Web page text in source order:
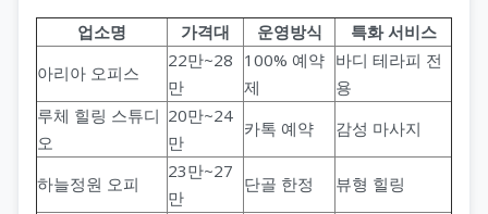
업소명 가격대 운영방식
특화 서비스
아리아 오피스
22만~28
만
100% 예약
제
바디 테라피 전
용
루체 힐링 스튜디
오
20만~24
만
카톡 예약 감성 마사지
하늘정원 오피
23만~27
만
단골 한정 뷰형 힐링